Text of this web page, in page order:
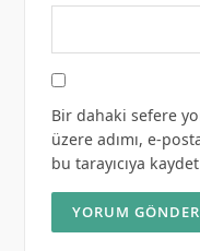
Bir dahaki sefere
üzere adımı, e-
bu tarayıcıya